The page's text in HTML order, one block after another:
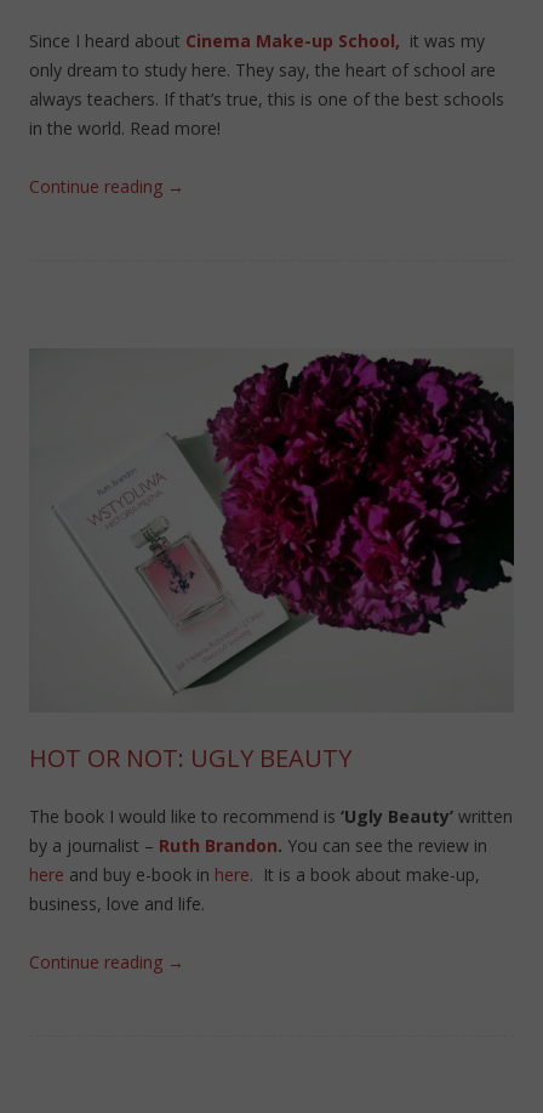
Since I heard about Cinema Make-up School, it was my
only dream to study here. They say, the heart of school are
always teachers. If that’s true, this is one of the best schools
in the world. Read more!
Continue reading →
HOT OR NOT: UGLY BEAUTY
The book I would like to recommend is ‘Ugly Beauty’ written
by a journalist – Ruth Brandon. You can see the review in
here and buy e-book in here. It is a book about make-up,
business, love and life.
Continue reading →